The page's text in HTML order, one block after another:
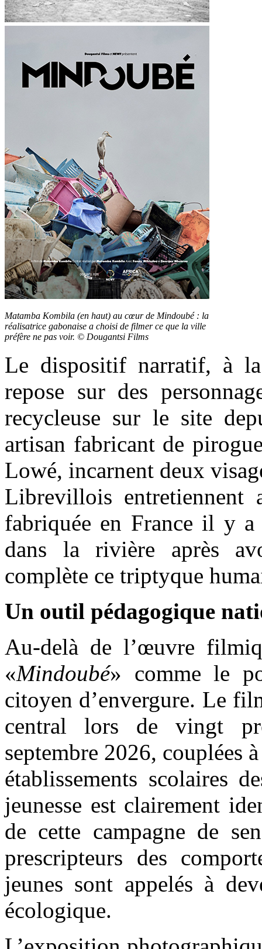
Matamba Kombila (en haut) au cœur de Mindoubé : la
réalisatrice gabonaise a choisi de filmer ce que la ville
préfère ne pas voir. © Dougantsi Films
Le dispositif narratif, à
repose sur des
recycleuse sur le site
artisan fabricant de
Lowé, incarnent deux
Librevillois entretiennent
fabriquée en France il y a
dans la rivière après
complète ce triptyque
Un outil pédagogique
Au-delà de l’œuvre
«Mindoubé» comme le
citoyen d’envergure. Le
central lors de vingt
septembre 2026, couplées
établissements scolaires
jeunesse est clairement
de cette campagne de
prescripteurs des
jeunes sont appelés à
écologique.